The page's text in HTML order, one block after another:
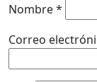
Nombre*
Correo